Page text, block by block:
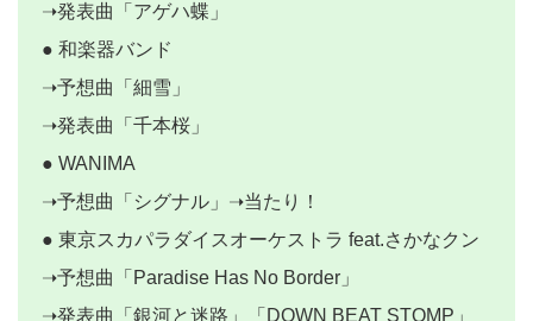
➝発表曲「アゲハ蝶」
● 和楽器バンド
➝予想曲「細雪」
➝発表曲「千本桜」
● WANIMA
➝予想曲「シグナル」➝当たり！
● 東京スカパラダイスオーケストラ feat.さかなクン
➝予想曲「Paradise Has No Border」
➝発表曲「銀河と迷路」「DOWN BEAT STOMP」